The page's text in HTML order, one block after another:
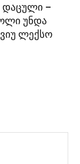
დაცული –
უნდა
ლექსო